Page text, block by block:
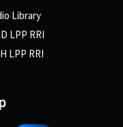
Library
LPP RRI
LPP RRI